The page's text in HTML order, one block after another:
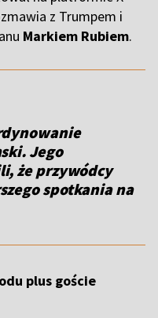
z Trumpem i
Markiem Rubiem.
Jego
że przywódcy
spotkania na
plus goście